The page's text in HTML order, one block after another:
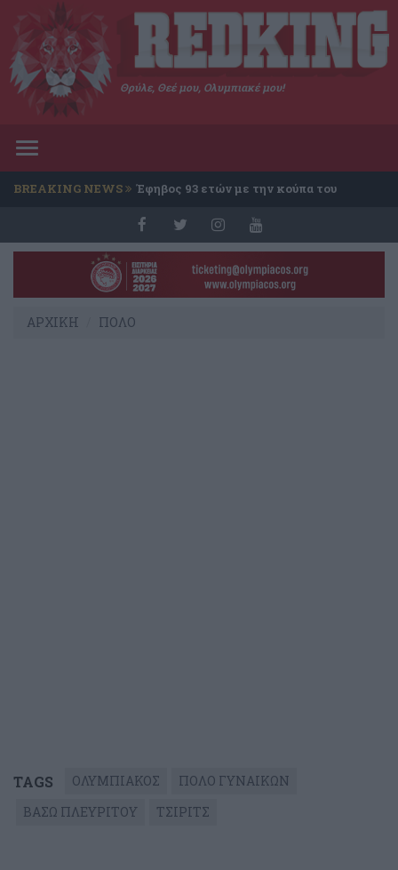
Θρύλε, Θεέ μου, Ολυμπιακέ μου!
Toggle
BREAKING NEWS Έφηβος 93 ετών με την κούπα του
ΑΡΧΙΚΗ ΠΟΛΟ
TAGS ΟΛΥΜΠΙΑΚΟΣ
ΠΟΛΟ ΓΥΝΑΙΚΩΝ
ΒΑΣΩ ΠΛΕΥΡΙΤΟΥ
ΤΣΙΡΙΤΣ